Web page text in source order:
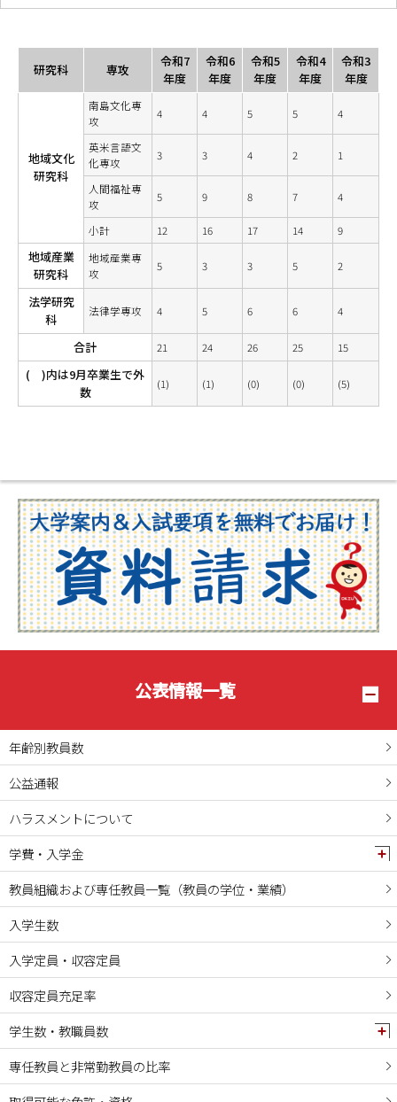
研究科 専攻
令和7
年度
令和6
年度
令和5
年度
令和4
年度
令和3
年度
地域文化
研究科
南島文化専
攻
4 4 5 5 4
英米言語文
化専攻
3 3 4 2 1
人間福祉専
攻
5 9 8 7 4
小計 12 16 17 14 9
地域産業
研究科
地域産業専
攻
5 3 3 5 2
法学研究
科
法律学専攻 4 5 6 6 4
合計 21 24 26 25 15
( )内は9月卒業生で外
数
(1) (1) (0) (0) (5)
公表情報一覧
年齢別教員数
公益通報
ハラスメントについて
学費・入学金
教員組織および専任教員一覧（教員の学位・業績）
入学生数
入学定員・収容定員
収容定員充足率
学生数・教職員数
専任教員と非常勤教員の比率